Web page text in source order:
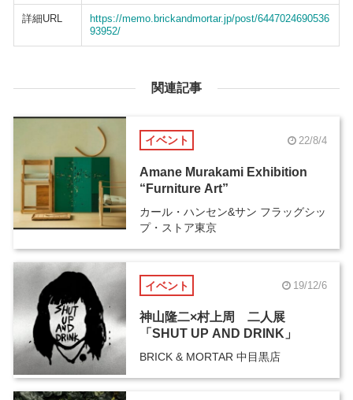
詳細URL
https://memo.brickandmortar.jp/post/6447024690536
93952/
関連記事
イベント 22/8/4
Amane Murakami Exhibition
“Furniture Art”
カール・ハンセン&サン フラッグシッ
プ・ストア東京
イベント 19/12/6
神山隆二×村上周 二人展
「SHUT UP AND DRINK」
BRICK & MORTAR 中目黒店